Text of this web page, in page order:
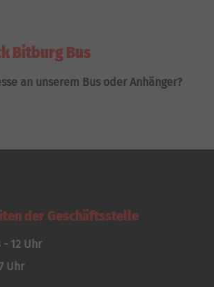
Bitburg Bus
an unserem Bus oder Anhänger?
der Geschäftsstelle
- 12 Uhr
Uhr